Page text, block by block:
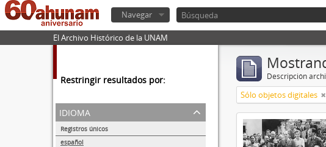
Navegar
El Archivo Histórico de la UNAM
Restringir resultados por:
idioma
Registros únicos
español
Descripción
Sólo objetos digitales